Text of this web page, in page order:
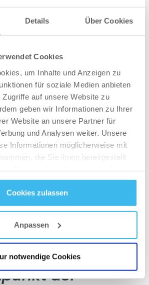
Details Über Cookies
Cookies
um Inhalte und Anzeigen zu
für soziale Medien anbieten
Zugriffe auf unsere Website zu
geben wir Informationen zu Ihrer
Website an unsere Partner für
und Analysen weiter. Unsere
Informationen möglicherweise mit
die Sie ihnen bereitgestellt
Cookie-Richtlinien
Cookies zulassen
Anpassen
notwendige Cookies
– 1000 g nicht aromatisiert
ZUM ONLINESHOP
wird beim
erforderlich.
der